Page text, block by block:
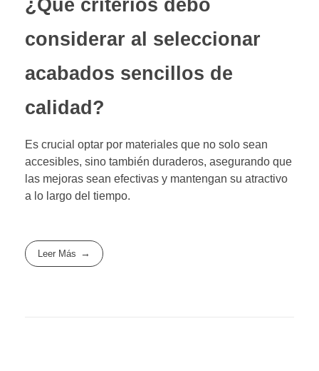
¿Qué criterios debo
considerar al seleccionar
acabados sencillos de
calidad?
Es crucial optar por materiales que no solo sean
accesibles, sino también duraderos, asegurando que
las mejoras sean efectivas y mantengan su atractivo
a lo largo del tiempo.
Leer Más